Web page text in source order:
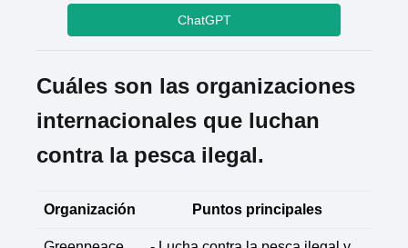
ChatGPT
Cuáles son las organizaciones
internacionales que luchan
contra la pesca ilegal.
Organización Puntos principales